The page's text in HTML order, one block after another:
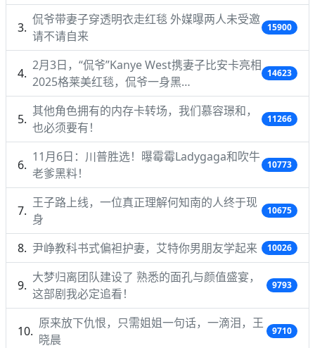
侃爷带妻子穿透明衣走红毯 外媒曝两人未受邀
请不请自来
15900
2月3日，“侃爷”Kanye West携妻子比安卡亮相
2025格莱美红毯，侃爷一身黑…
14623
其他角色拥有的内存卡转场，我们慕容璟和，
也必须要有！
11266
11月6日：川普胜选！曝霉霉Ladygaga和吹牛
老爹黑料！
10773
王子路上线，一位真正理解何知南的人终于现
身
10675
尹峥教科书式偏袒护妻，艾特你男朋友学起来 10026
大梦归离团队建设了 熟悉的面孔与颜值盛宴，
这部剧我必定追看！
9793
原来放下仇恨，只需姐姐一句话，一滴泪，王
晓晨
9710